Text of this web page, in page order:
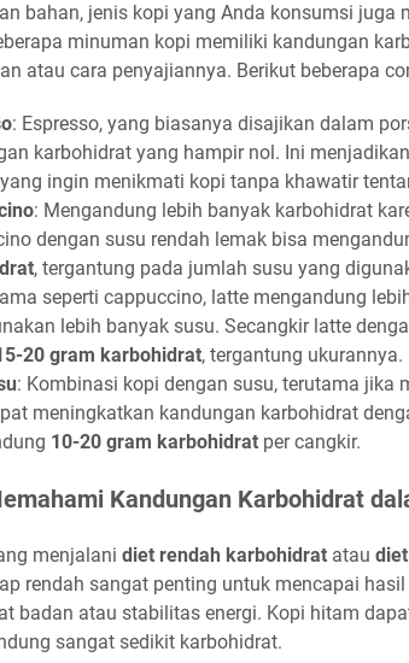
bahan, jenis kopi yang Anda konsumsi juga
minuman kopi memiliki kandungan
atau cara penyajiannya. Berikut beberapa
: Espresso, yang biasanya disajikan dalam
karbohidrat yang hampir nol. Ini
ingin menikmati kopi tanpa khawatir
: Mengandung lebih banyak karbohidrat
dengan susu rendah lemak bisa
, tergantung pada jumlah susu yang
seperti cappuccino, latte mengandung
lebih banyak susu. Secangkir latte
20 gram karbohidrat, tergantung ukurannya.
: Kombinasi kopi dengan susu, terutama jika
meningkatkan kandungan karbohidrat
10-20 gram karbohidrat per cangkir.
Kandungan Karbohidrat
menjalani diet rendah karbohidrat atau
rendah sangat penting untuk mencapai
badan atau stabilitas energi. Kopi hitam
sangat sedikit karbohidrat.